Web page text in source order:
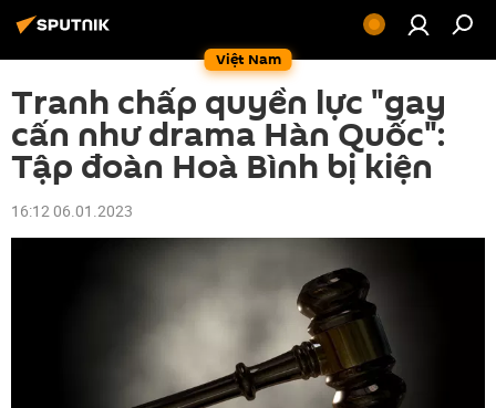
Việt Nam
Tranh chấp quyền lực "gay
cấn như drama Hàn Quốc":
Tập đoàn Hoà Bình bị kiện
16:12 06.01.2023